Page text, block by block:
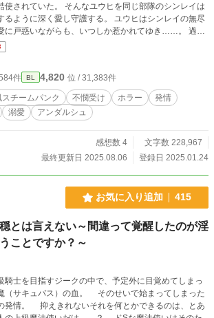
使されていた。 そんなユウヒを同じ部隊のシンレイは
るように深く愛し守護する。 ユウヒはシンレイの無尽
に戸惑いながらも、いつしか惹かれてゆき……。 過酷
歩みながらも、強く生きる男達による、血と愛のバト
ペンス×和風スチームパンクＢＬ×イケメン達が強制的
せられる要素をご覧ください……！ ……という、性
ですが、宜しければ是非是非、読んでいってください
がありますので、苦 手 な 方 は ご注意くだ
護られ中！ 薔薇と雄鹿と宝石とhttps://www.alphapoli
novel/106207589/84801587』
件 BL 4,820 位 / 31,383件
スチームパンク 不憫受け ホラー
発情
溺愛 アンダルシュ
感想数 4
文字数 228,967
最終更新日 2025.08.06
登録日 2025.01.24
お気に入り追加 415
とは言えない～間違って覚醒したのが淫
ことですか？～
士を目指すジークの中で、予定外に目覚めてしまっ
（サキュバス）の血。 そのせいで始まってしまった
それを何とかできるのは、とあ